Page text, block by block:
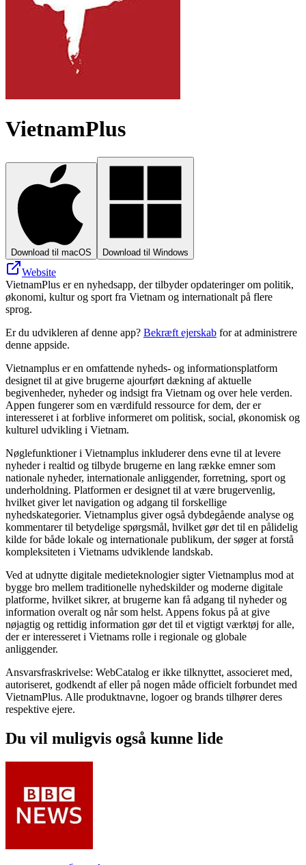
VietnamPlus
Download til macOS Download til Windows
Website
VietnamPlus er en nyhedsapp, der tilbyder opdateringer om politik,
økonomi, kultur og sport fra Vietnam og internationalt på flere
sprog.
Er du udvikleren af denne app? Bekræft ejerskab for at administrere
denne appside.
Vietnamplus er en omfattende nyheds- og informationsplatform
designet til at give brugerne ajourført dækning af aktuelle
begivenheder, nyheder og indsigt fra Vietnam og over hele verden.
Appen fungerer som en værdifuld ressource for dem, der er
interesseret i at forblive informeret om politisk, social, økonomisk og
kulturel udvikling i Vietnam.
Nøglefunktioner i Vietnamplus inkluderer dens evne til at levere
nyheder i realtid og tilbyde brugerne en lang række emner som
nationale nyheder, internationale anliggender, forretning, sport og
underholdning. Platformen er designet til at være brugervenlig,
hvilket giver let navigation og adgang til forskellige
nyhedskategorier. Vietnamplus giver også dybdegående analyse og
kommentarer til betydelige spørgsmål, hvilket gør det til en pålidelig
kilde for både lokale og internationale publikum, der søger at forstå
kompleksiteten i Vietnams udviklende landskab.
Ved at udnytte digitale medieteknologier sigter Vietnamplus mod at
bygge bro mellem traditionelle nyhedskilder og moderne digitale
platforme, hvilket sikrer, at brugerne kan få adgang til nyheder og
information overalt og når som helst. Appens fokus på at give
nøjagtig og rettidig information gør det til et vigtigt værktøj for alle,
der er interesseret i Vietnams rolle i regionale og globale
anliggender.
Ansvarsfraskrivelse: WebCatalog er ikke tilknyttet, associeret med,
autoriseret, godkendt af eller på nogen måde officielt forbundet med
VietnamPlus. Alle produktnavne, logoer og brands tilhører deres
respektive ejere.
Du vil muligvis også kunne lide